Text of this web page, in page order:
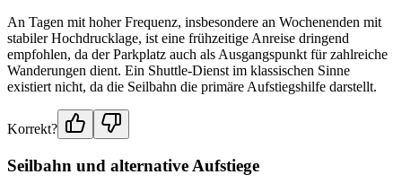
An Tagen mit hoher Frequenz, insbesondere an Wochenenden mit
stabiler Hochdrucklage, ist eine frühzeitige Anreise dringend
empfohlen, da der Parkplatz auch als Ausgangspunkt für zahlreiche
Wanderungen dient. Ein Shuttle-Dienst im klassischen Sinne
existiert nicht, da die Seilbahn die primäre Aufstiegshilfe darstellt.
Korrekt?
Seilbahn und alternative Aufstiege